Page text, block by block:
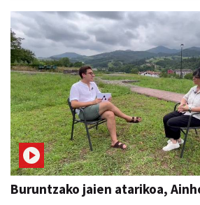
Buruntzako jaien atarikoa,